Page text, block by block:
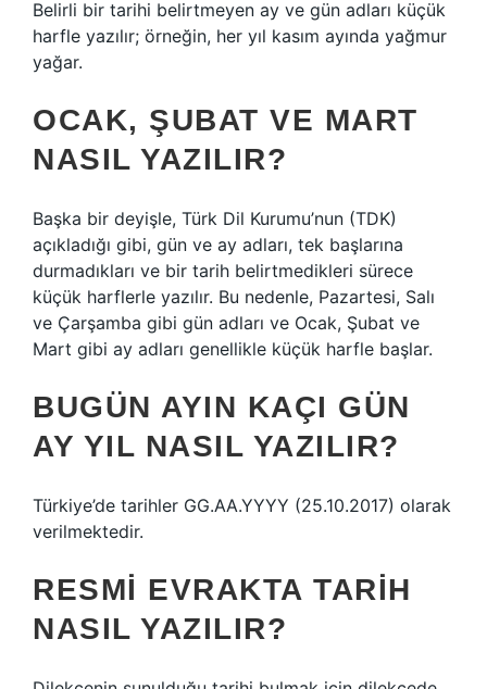
Belirli bir tarihi belirtmeyen ay ve gün adları küçük
harfle yazılır; örneğin, her yıl kasım ayında yağmur
yağar.
OCAK, ŞUBAT VE MART
NASIL YAZILIR?
Başka bir deyişle, Türk Dil Kurumu’nun (TDK)
açıkladığı gibi, gün ve ay adları, tek başlarına
durmadıkları ve bir tarih belirtmedikleri sürece
küçük harflerle yazılır. Bu nedenle, Pazartesi, Salı
ve Çarşamba gibi gün adları ve Ocak, Şubat ve
Mart gibi ay adları genellikle küçük harfle başlar.
BUGÜN AYIN KAÇI GÜN
AY YIL NASIL YAZILIR?
Türkiye’de tarihler GG.AA.YYYY (25.10.2017) olarak
verilmektedir.
RESMI EVRAKTA TARIH
NASIL YAZILIR?